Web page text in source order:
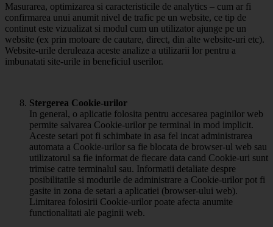
Masurarea, optimizarea si caracteristicile de analytics – cum ar fi
confirmarea unui anumit nivel de trafic pe un website, ce tip de
continut este vizualizat si modul cum un utilizator ajunge pe un
website (ex prin motoare de cautare, direct, din alte website-uri etc).
Website-urile deruleaza aceste analize a utilizarii lor pentru a
imbunatati site-urile in beneficiul userilor.
Stergerea Cookie-urilor
In general, o aplicatie folosita pentru accesarea paginilor web
permite salvarea Cookie-urilor pe terminal in mod implicit.
Aceste setari pot fi schimbate in asa fel incat administrarea
automata a Cookie-urilor sa fie blocata de browser-ul web sau
utilizatorul sa fie informat de fiecare data cand Cookie-uri sunt
trimise catre terminalul sau. Informatii detaliate despre
posibilitatile si modurile de administrare a Cookie-urilor pot fi
gasite in zona de setari a aplicatiei (browser-ului web).
Limitarea folosirii Cookie-urilor poate afecta anumite
functionalitati ale paginii web.